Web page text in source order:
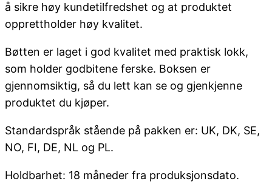
å sikre høy kundetilfredshet og at produktet
opprettholder høy kvalitet.
Bøtten er laget i god kvalitet med praktisk lokk,
som holder godbitene ferske. Boksen er
gjennomsiktig, så du lett kan se og gjenkjenne
produktet du kjøper.
Standardspråk stående på pakken er: UK, DK, SE,
NO, FI, DE, NL og PL.
Holdbarhet: 18 måneder fra produksjonsdato.